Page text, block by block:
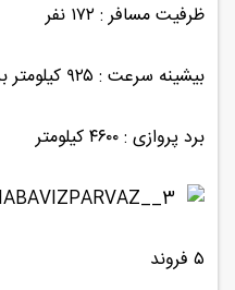
ظرفیت مسافر : ۱۷۲ نفر
بیشینه سرعت : ۹۲۵ کیلومتر بر ساعت
برد پروازی : ۴۶۰۰ کیلومتر
۵ فروند